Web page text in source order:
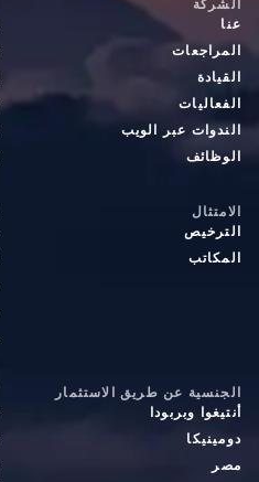
الشركة
عنا
المراجعات
القيادة
الفعاليات
الندوات عبر الويب
الوظائف
الامتثال
الترخيص
المكاتب
الجنسية عن طريق الاستثمار
أنتيغوا وبربودا
دومينيكا
مصر